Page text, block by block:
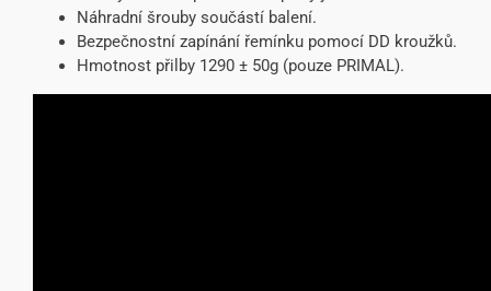
Náhradní šrouby součástí balení.
Bezpečnostní zapínání řemínku pomocí DD kroužků.
Hmotnost přilby 1290 ± 50g (pouze PRIMAL).